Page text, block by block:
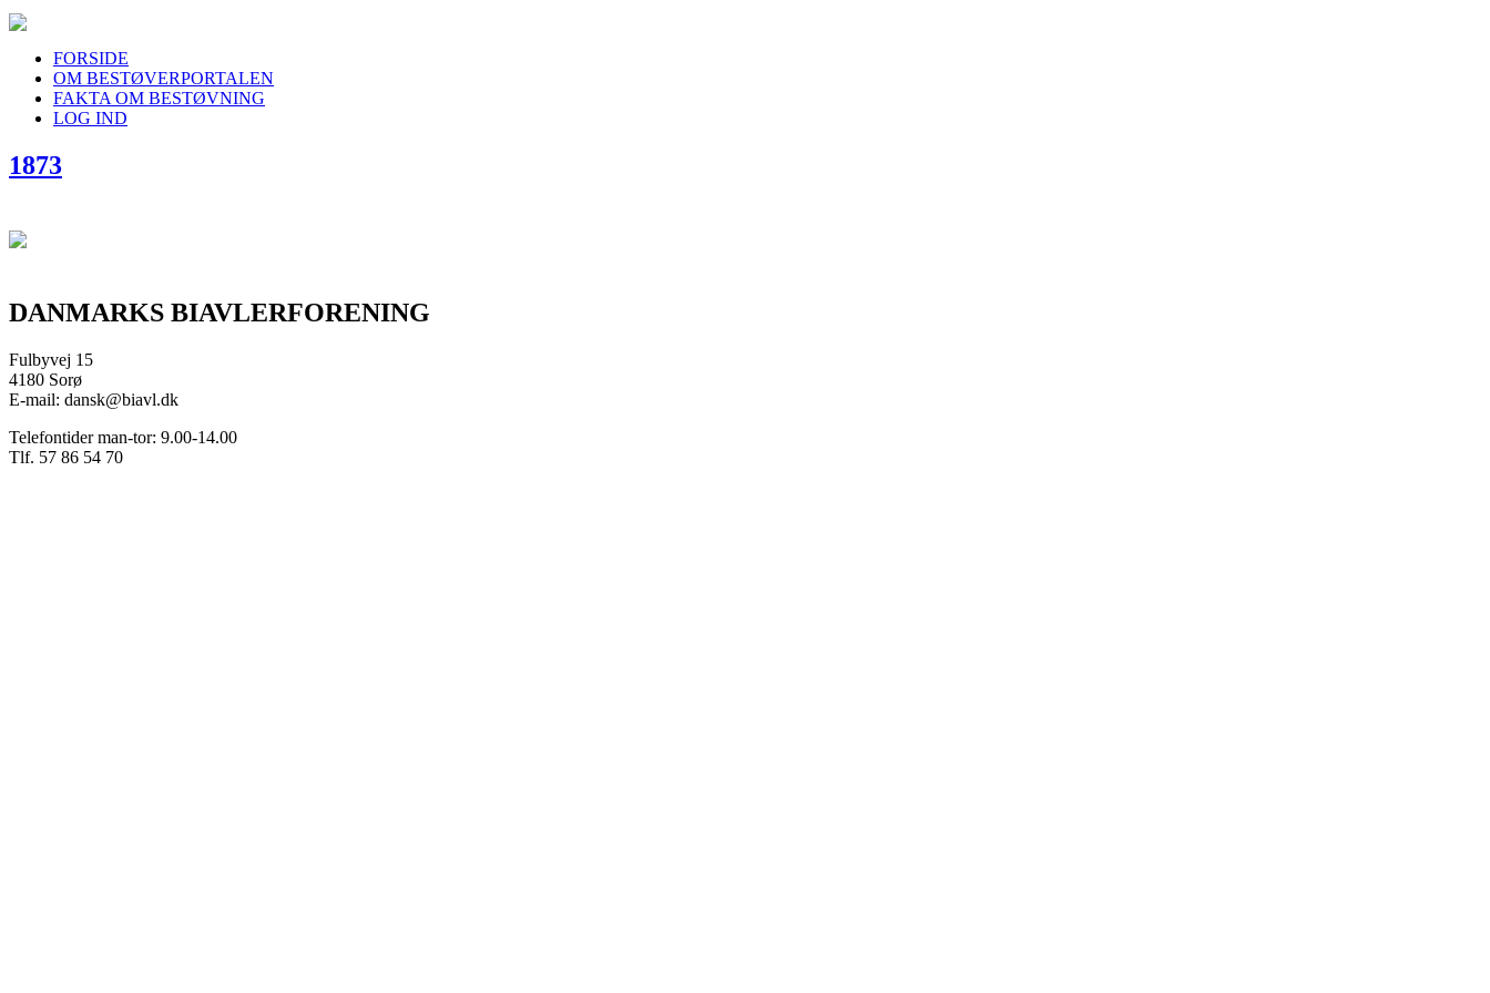
FORSIDE
OM BESTØVERPORTALEN
FAKTA OM BESTØVNING
LOG IND
1873
DANMARKS BIAVLERFORENING
Fulbyvej 15
4180 Sorø
E-mail: dansk@biavl.dk
Telefontider man-tor: 9.00-14.00
Tlf. 57 86 54 70